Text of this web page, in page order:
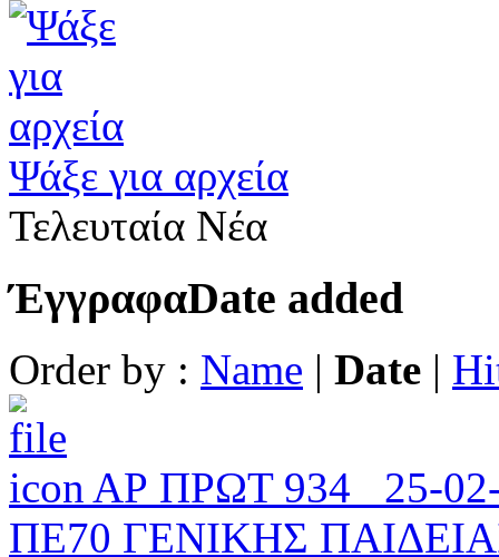
Ψάξε για αρχεία
Τελευταία Νέα
ΈγγραφαDate added
Order by : Name | Date |
ΑΡ ΠΡΩΤ 934_ 25-
ΠΕ70 ΓΕΝΙΚΗΣ